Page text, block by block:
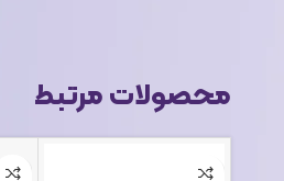
محصولات مرتبط